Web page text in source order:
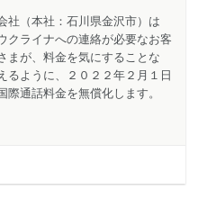
社（本社：石川県金沢市）は
クライナへの連絡が必要なお客
まが、料金を気にすることな
るように、２０２２年２月１日
通話料金を無償化します。